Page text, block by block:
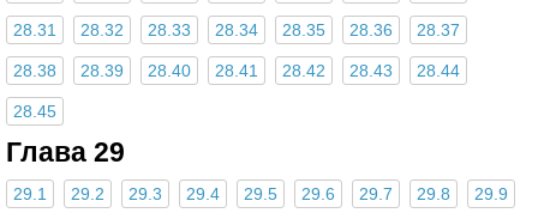
28.31 28.32 28.33 28.34 28.35 28.36 28.37
28.38 28.39 28.40 28.41 28.42 28.43 28.44
28.45
Глава 29
29.1 29.2 29.3 29.4 29.5 29.6 29.7 29.8 29.9